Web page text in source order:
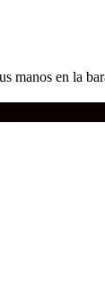
manos en la